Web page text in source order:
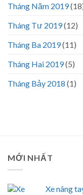
Tháng Năm 2019
Tháng Tư 2019(12)
Tháng Ba 2019(11)
Tháng Hai 2019(5)
Tháng Bảy 2018 (1)
MỚI NHẤT
Xe nâng